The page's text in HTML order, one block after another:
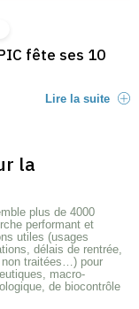
fête ses 10
Lire la suite
la
plus de 4000
performant et
utiles (usages
délais de rentrée,
non traitées…) pour
macro-
de biocontrôle